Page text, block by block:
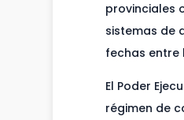
provinciales
sistemas de
fechas entre
El Poder
régimen de